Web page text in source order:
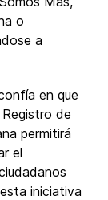
o
a
en que
de
permitirá
el
iniciativa